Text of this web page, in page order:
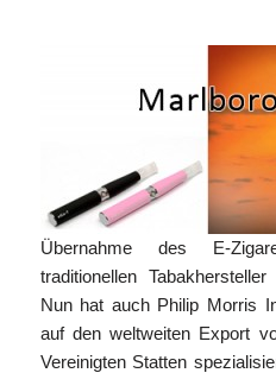
Übernahme des E-
traditionellen
Nun hat auch Philip Morris
auf den weltweiten Export
Vereinigten Statten